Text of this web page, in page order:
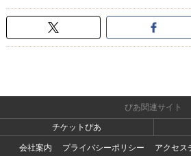
ぴあ関連サイト
チケットぴあ
会社案内
プライバシーポリシー
アクセス